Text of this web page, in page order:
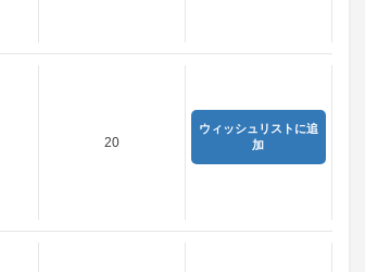
20
ウィッシュリストに追
加